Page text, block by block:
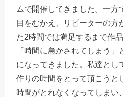
ムで開催してきました。一方
目をむかえ、リピーターの方
た2時間では満足するまで作
「時間に急かされてしまう」
になってきました。私達とし
作りの時間をとって頂こうと
時間がとれなくなってしまい